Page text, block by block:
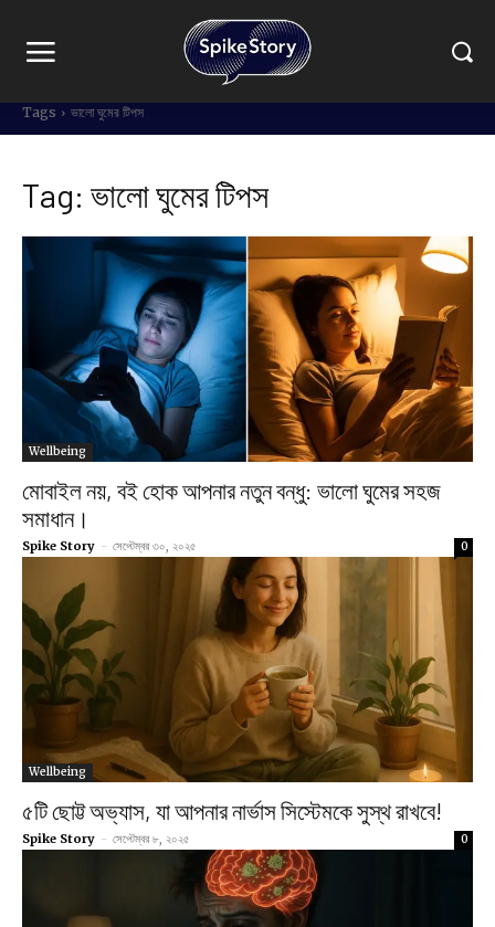
Tags ভালো ঘুমের টিপস
Tag: ভালো ঘুমের টিপস
Wellbeing
মোবাইল নয়, বই হোক আপনার নতুন বন্ধু: ভালো ঘুমের সহজ
সমাধান।
Spike Story - সেপ্টেম্বর ৩০, ২০২৫ 0
Wellbeing
৫টি ছোট্ট অভ্যাস, যা আপনার নার্ভাস সিস্টেমকে সুস্থ রাখবে!
Spike Story - সেপ্টেম্বর ৮, ২০২৫ 0